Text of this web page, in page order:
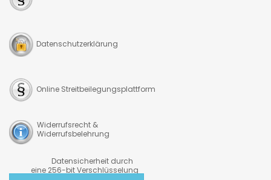
Datenschutzerklärung
Online Streitbeilegungsplattform
Widerrufsrecht &
Widerrufsbelehrung
Datensicherheit durch
eine 256-bit Verschlüsselung